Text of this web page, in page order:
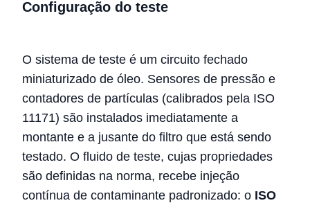
Configuração do teste
O sistema de teste é um circuito fechado
miniaturizado de óleo. Sensores de pressão e
contadores de partículas (calibrados pela ISO
11171) são instalados imediatamente a
montante e a jusante do filtro que está sendo
testado. O fluido de teste, cujas propriedades
são definidas na norma, recebe injeção
contínua de contaminante padronizado: o ISO